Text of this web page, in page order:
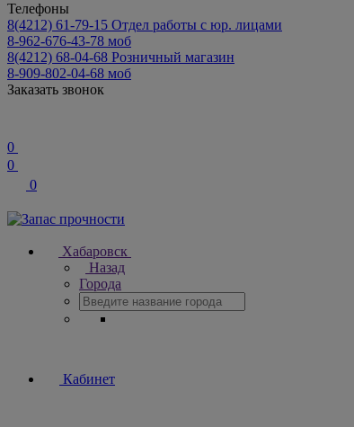
Телефоны
8(4212) 61-79-15 Отдел работы с юр. лицами
8-962-676-43-78 моб
8(4212) 68-04-68 Розничный магазин
8-909-802-04-68 моб
Заказать звонок
0
0
0
Хабаровск
Назад
Города
Кабинет